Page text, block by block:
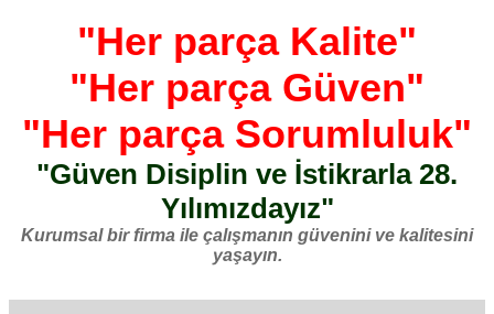
"Her parça Kalite"
"Her parça Güven"
"Her parça Sorumluluk"
"Güven Disiplin ve İstikrarla 28.
Yılımızdayız"
Kurumsal bir firma ile çalışmanın güvenini ve kalitesini
yaşayın.